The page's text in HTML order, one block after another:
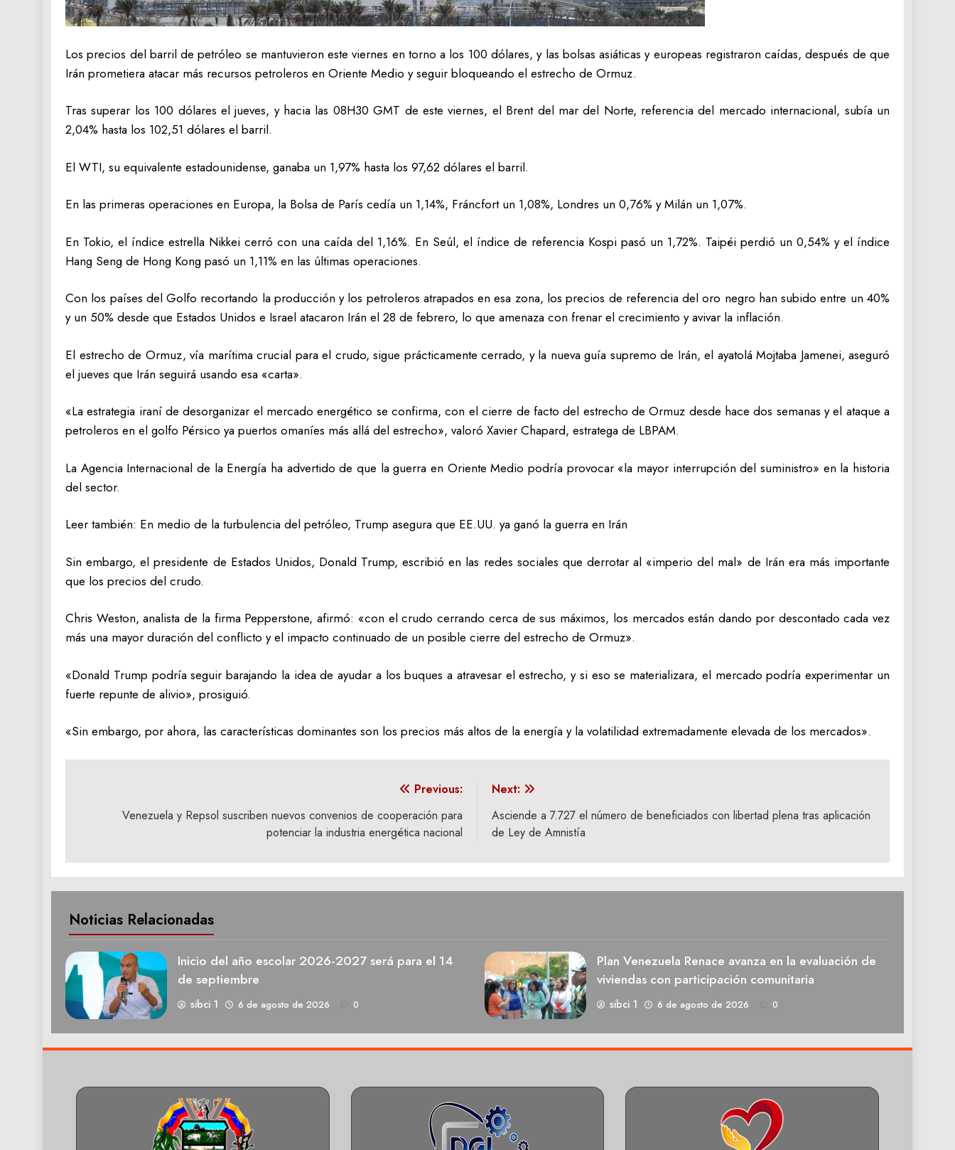
Los precios del barril de petróleo se mantuvieron este viernes en torno a los 100 dólares, y las bolsas asiáticas y europeas registraron caídas, después de que
Irán prometiera atacar más recursos petroleros en Oriente Medio y seguir bloqueando el estrecho de Ormuz.
Tras superar los 100 dólares el jueves, y hacia las 08H30 GMT de este viernes, el Brent del mar del Norte, referencia del mercado internacional, subía un
2,04% hasta los 102,51 dólares el barril.
El WTI, su equivalente estadounidense, ganaba un 1,97% hasta los 97,62 dólares el barril.
En las primeras operaciones en Europa, la Bolsa de París cedía un 1,14%, Fráncfort un 1,08%, Londres un 0,76% y Milán un 1,07%.
En Tokio, el índice estrella Nikkei cerró con una caída del 1,16%. En Seúl, el índice de referencia Kospi pasó un 1,72%. Taipéi perdió un 0,54% y el índice
Hang Seng de Hong Kong pasó un 1,11% en las últimas operaciones.
Con los países del Golfo recortando la producción y los petroleros atrapados en esa zona, los precios de referencia del oro negro han subido entre un 40%
y un 50% desde que Estados Unidos e Israel atacaron Irán el 28 de febrero, lo que amenaza con frenar el crecimiento y avivar la inflación.
El estrecho de Ormuz, vía marítima crucial para el crudo, sigue prácticamente cerrado, y la nueva guía supremo de Irán, el ayatolá Mojtaba Jamenei, aseguró
el jueves que Irán seguirá usando esa «carta».
«La estrategia iraní de desorganizar el mercado energético se confirma, con el cierre de facto del estrecho de Ormuz desde hace dos semanas y el ataque a
petroleros en el golfo Pérsico ya puertos omaníes más allá del estrecho», valoró Xavier Chapard, estratega de LBPAM.
La Agencia Internacional de la Energía ha advertido de que la guerra en Oriente Medio podría provocar «la mayor interrupción del suministro» en la historia
del sector.
Leer también: En medio de la turbulencia del petróleo, Trump asegura que EE.UU. ya ganó la guerra en Irán
Sin embargo, el presidente de Estados Unidos, Donald Trump, escribió en las redes sociales que derrotar al «imperio del mal» de Irán era más importante
que los precios del crudo.
Chris Weston, analista de la firma Pepperstone, afirmó: «con el crudo cerrando cerca de sus máximos, los mercados están dando por descontado cada vez
más una mayor duración del conflicto y el impacto continuado de un posible cierre del estrecho de Ormuz».
«Donald Trump podría seguir barajando la idea de ayudar a los buques a atravesar el estrecho, y si eso se materializara, el mercado podría experimentar un
fuerte repunte de alivio», prosiguió.
«Sin embargo, por ahora, las características dominantes son los precios más altos de la energía y la volatilidad extremadamente elevada de los mercados».
Previous:
Venezuela y Repsol suscriben nuevos convenios de cooperación para
potenciar la industria energética nacional
Next:
Asciende a 7.727 el número de beneficiados con libertad plena tras aplicación
de Ley de Amnistía
Noticias Relacionadas
Inicio del año escolar 2026-2027 será para el 14
de septiembre
sibci 1 6 de agosto de 2026 0
Plan Venezuela Renace avanza en la evaluación de
viviendas con participación comunitaria
sibci 1 6 de agosto de 2026 0